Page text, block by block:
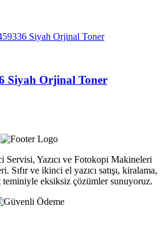
Siyah Orjinal Toner
Servisi, Yazıcı ve Fotokopi Makineleri
Sıfır ve ikinci el yazıcı satışı, kiralama,
teminiyle eksiksiz çözümler sunuyoruz.